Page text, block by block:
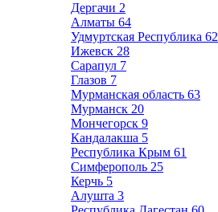
Дергачи 2
Алматы 64
Удмуртская Республика 62
Ижевск 28
Сарапул 7
Глазов 7
Мурманская область 63
Мурманск 20
Мончегорск 9
Кандалакша 5
Республика Крым 61
Симферополь 25
Керчь 5
Алушта 3